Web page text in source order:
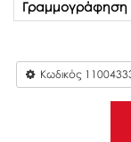
Γραμμογράφηση
Κωδικός